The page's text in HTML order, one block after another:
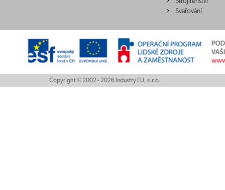
Svařování
Copyright © 2002 - 2026 Industry EU, s.r.o.